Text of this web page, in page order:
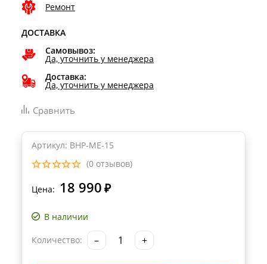
Ремонт
ДОСТАВКА
Самовывоз:
Да, уточнить у менеджера
Доставка:
Да, уточнить у менеджера
Сравнить
Артикул: BHP-ME-15
(0 отзывов)
Цена: 18 990 ₽
В наличии
Количество: – +